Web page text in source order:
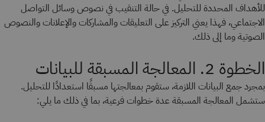
للأهداف المحددة للتحليل. في حالة التنقيب في نصوص وسائل التواصل
الاجتماعي، فهذا يعني التركيز على التعليقات والمشاركات والإعلانات والنصوص
الصوتية وما إلى ذلك.
الخطوة 2. المعالجة المسبقة للبيانات
بمجرد جمع البيانات اللازمة، ستقوم بمعالجتها مسبقًا استعدادًا للتحليل.
ستشمل المعالجة المسبقة عدة خطوات فرعية، بما في ذلك ما يلي: